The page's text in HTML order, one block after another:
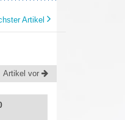
Artikel
Artikel vor